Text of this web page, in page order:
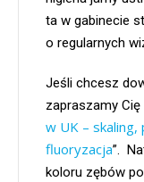
ta w gabinecie
o regularnych
Jeśli chcesz
zapraszamy Cię
w UK –
fluoryzacja”.
koloru zębów